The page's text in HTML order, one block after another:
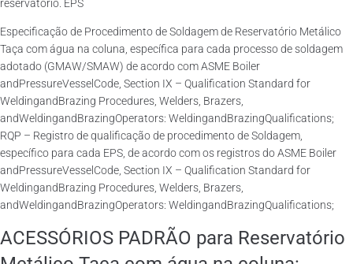
reservatório. EPS
Especificação de Procedimento de Soldagem de Reservatório Metálico
Taça com água na coluna, específica para cada processo de soldagem
adotado (GMAW/SMAW) de acordo com ASME Boiler
andPressureVesselCode, Section IX – Qualification Standard for
WeldingandBrazing Procedures, Welders, Brazers,
andWeldingandBrazingOperators: WeldingandBrazingQualifications;
RQP – Registro de qualificação de procedimento de Soldagem,
específico para cada EPS, de acordo com os registros do ASME Boiler
andPressureVesselCode, Section IX – Qualification Standard for
WeldingandBrazing Procedures, Welders, Brazers,
andWeldingandBrazingOperators: WeldingandBrazingQualifications;
ACESSÓRIOS PADRÃO para Reservatório